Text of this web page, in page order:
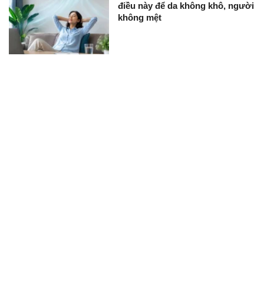
điều này để da không khô, người
không mệt